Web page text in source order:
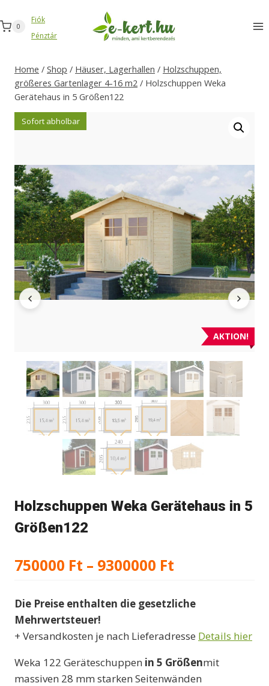
Inhalt
springen
0
Fiók
Pénztár
Home / Shop / Häuser, Lagerhallen / Holzschuppen,
größeres Gartenlager 4-16 m2 / Holzschuppen Weka
Gerätehaus in 5 Größen122
AKTION!
Sofort abholbar
Holzschuppen Weka Gerätehaus in 5
Größen122
750000 Ft – 9300000 Ft
bis
9300000 Ft
Die Preise enthalten die gesetzliche
Mehrwertsteuer!
+ Versandkosten je nach Lieferadresse Details hier
Weka 122 Geräteschuppen in 5 Größenmit
massiven 28 mm starken Seitenwänden